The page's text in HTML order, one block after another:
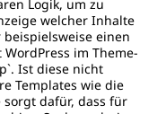
Logik, um zu
welcher Inhalte
einen
im Theme-
Ist diese nicht
Templates wie die
sorgt dafür, dass für